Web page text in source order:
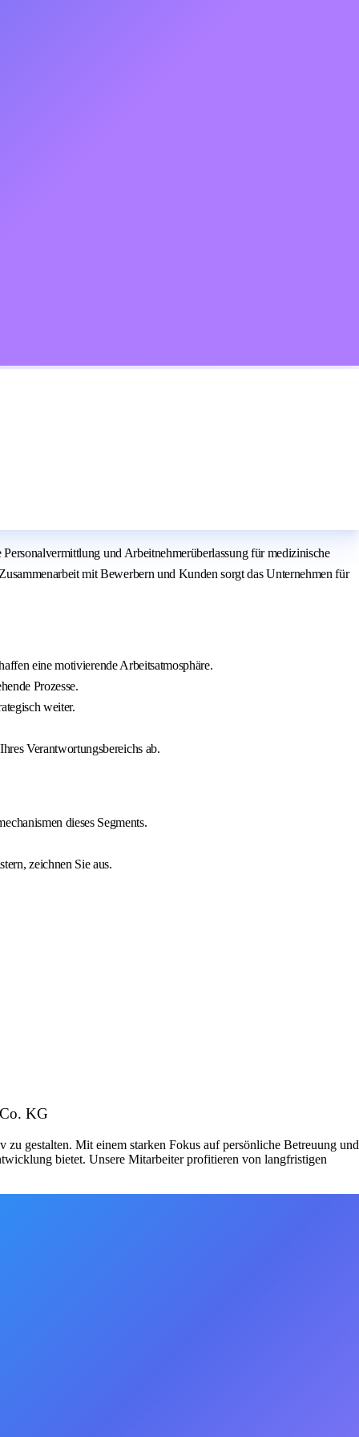
und Arbeitnehmerüberlassung für medizinische
mit Bewerbern und Kunden sorgt das Unternehmen für
eine motivierende Arbeitsatmosphäre.
Prozesse.
weiter.
Verantwortungsbereichs ab.
dieses Segments.
zeichnen Sie aus.
KG
gestalten. Mit einem starken Fokus auf persönliche Betreuung und
bietet. Unsere Mitarbeiter profitieren von langfristigen